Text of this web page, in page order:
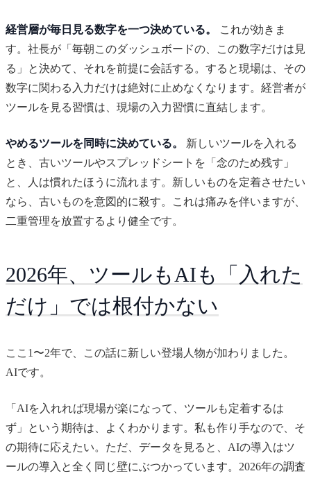
経営層が毎日見る数字を一つ決めている。
これが効きま
す。社長が「毎朝このダッシュボードの、この数字だけは見
る」と決めて、それを前提に会話する。すると現場は、その
数字に関わる入力だけは絶対に止めなくなります。経営者が
ツールを見る習慣は、現場の入力習慣に直結します。
やめるツールを同時に決めている。
新しいツールを入れる
とき、古いツールやスプレッドシートを「念のため残す」
と、人は慣れたほうに流れます。新しいものを定着させたい
なら、古いものを意図的に殺す。これは痛みを伴いますが、
二重管理を放置するより健全です。
2026年、ツールもAIも「入れた
だけ」では根付かない
ここ1〜2年で、この話に新しい登場人物が加わりました。
AIです。
「AIを入れれば現場が楽になって、ツールも定着するは
ず」という期待は、よくわかります。私も作り手なので、そ
の期待に応えたい。ただ、データを見ると、AIの導入はツ
ールの導入と全く同じ壁にぶつかっています。2026年の調査